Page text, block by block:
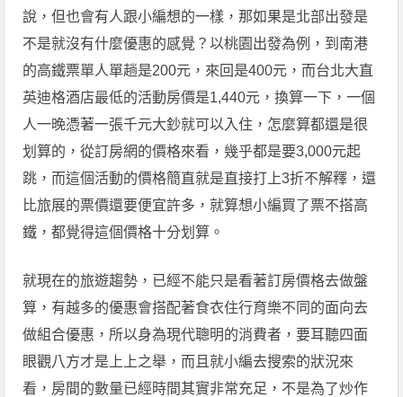
說，但也會有人跟小編想的一樣，那如果是北部出發是
不是就沒有什麼優惠的感覺？以桃園出發為例，到南港
的高鐵票單人單趟是200元，來回是400元，而台北大直
英迪格酒店最低的活動房價是1,440元，換算一下，一個
人一晚憑著一張千元大鈔就可以入住，怎麼算都還是很
划算的，從訂房網的價格來看，幾乎都是要3,000元起
跳，而這個活動的價格簡直就是直接打上3折不解釋，還
比旅展的票價還要便宜許多，就算想小編買了票不搭高
鐵，都覺得這個價格十分划算。
就現在的旅遊趨勢，已經不能只是看著訂房價格去做盤
算，有越多的優惠會搭配著食衣住行育樂不同的面向去
做組合優惠，所以身為現代聰明的消費者，要耳聽四面
眼觀八方才是上上之舉，而且就小編去搜索的狀況來
看，房間的數量已經時間其實非常充足，不是為了炒作